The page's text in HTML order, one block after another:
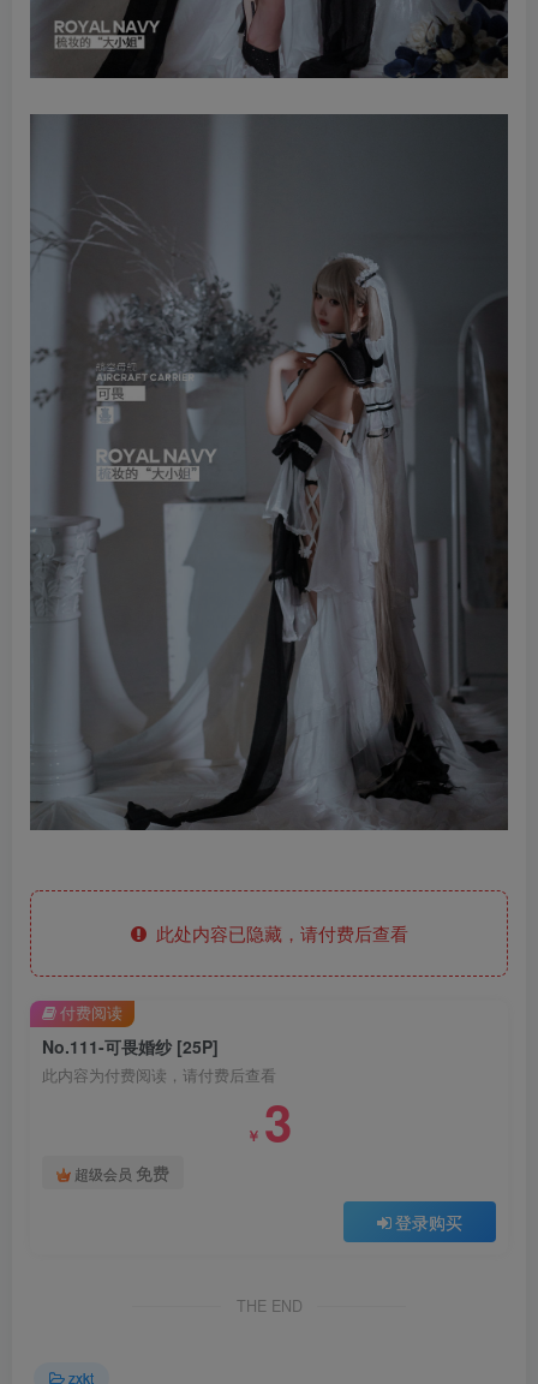
此处内容已隐藏，请付费后查看
No.111-可畏婚纱 [25P]
此内容为付费阅读，请付费后查看
￥ 3
超级会员 免费
登录购买
付费阅读
THE END
zxkt